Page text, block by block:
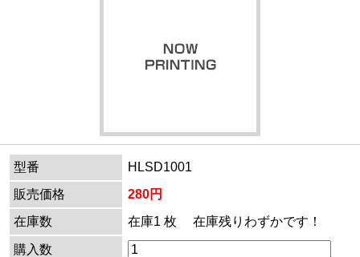
型番
HLSD1001
販売価格
280円
在庫数
在庫1 枚 在庫残りわずかです！
購入数